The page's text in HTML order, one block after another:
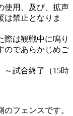
使用、及び、拡声
は禁止となりま
際は観戦中に鳴り
のであらかじめご
～試合終了（15時
フェンスです。